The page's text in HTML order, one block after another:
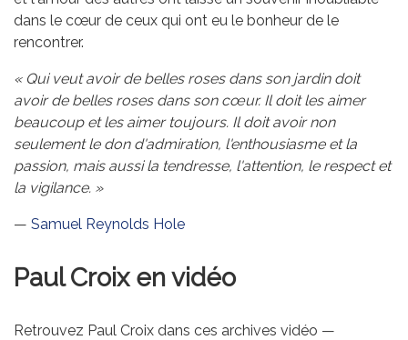
dans le cœur de ceux qui ont eu le bonheur de le
rencontrer.
« Qui veut avoir de belles roses dans son jardin doit
avoir de belles roses dans son cœur. Il doit les aimer
beaucoup et les aimer toujours. Il doit avoir non
seulement le don d'admiration, l'enthousiasme et la
passion, mais aussi la tendresse, l'attention, le respect et
la vigilance. »
— Samuel Reynolds Hole
Paul Croix en vidéo
Retrouvez Paul Croix dans ces archives vidéo —